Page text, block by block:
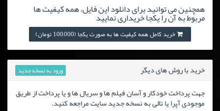
همچنین می توانید برای دانلود این فایل، همه کیفیت ها
مربوط به آن را یکجا خریداری نمایید
خرید کامل همه کیفیت ها به صورت یکجا (100,000 تومان)
خرید با روش های دیگر ورود به نسخه جدید
جهت پرداخت خودکار و آسان فیلم ها و سریال ها و یا پرداخت از طریق
موجودی آپرا یا تالی به نسخه جدید سایت مراجعه کنید.